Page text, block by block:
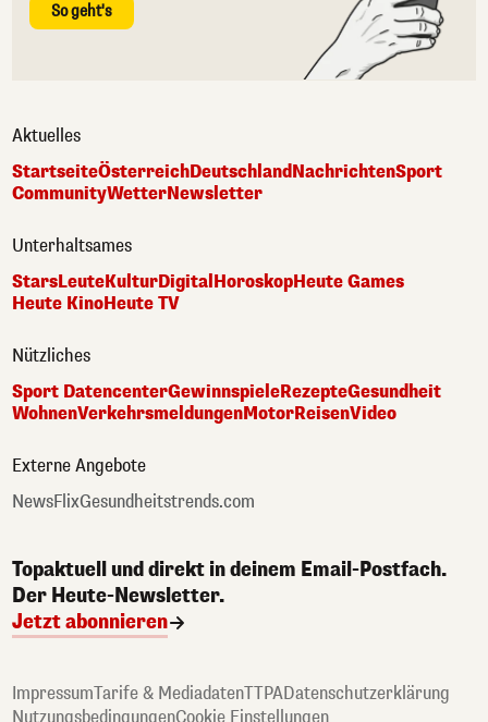
So geht's
Aktuelles
StartseiteÖsterreichDeutschlandNachrichtenSport
CommunityWetterNewsletter
Unterhaltsames
StarsLeuteKulturDigital HoroskopHeute Games
Heute KinoHeute TV
Nützliches
Sport DatencenterGewinnspieleRezepteGesundheit
WohnenVerkehrsmeldungenMotorReisenVideo
Externe Angebote
NewsFlixGesundheitstrends.com
Topaktuell und direkt in deinem Email-Postfach.
Der Heute-Newsletter.
Jetzt abonnieren
ImpressumTarife & MediadatenTTPADatenschutzerklärung
NutzungsbedingungenCookie Einstellungen